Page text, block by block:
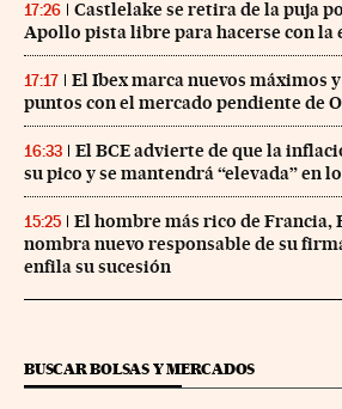
17:26
Castlelake se retira de la puja
Apollo pista libre para hacerse con la
17:17
El Ibex marca nuevos máximos
puntos con el mercado pendiente de
16:33
El BCE advierte de que la
su pico y se mantendrá “elevada” en
15:25
El hombre más rico de
nombra nuevo responsable de su
enfila su sucesión
BUSCAR BOLSAS Y MERCADOS